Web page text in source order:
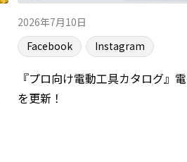
2026年7月10日
Facebook
Instagram
『プロ向け電動工具カタログ』
を更新！